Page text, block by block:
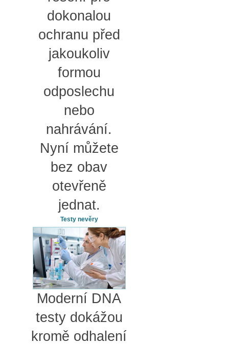
dokonalou
ochranu před
jakoukoliv
formou
odposlechu
nebo
nahrávání.
Nyní můžete
bez obav
otevřeně
jednat.
Testy nevěry
Moderní DNA
testy dokážou
kromě odhalení